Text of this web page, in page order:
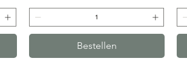
Bestellen